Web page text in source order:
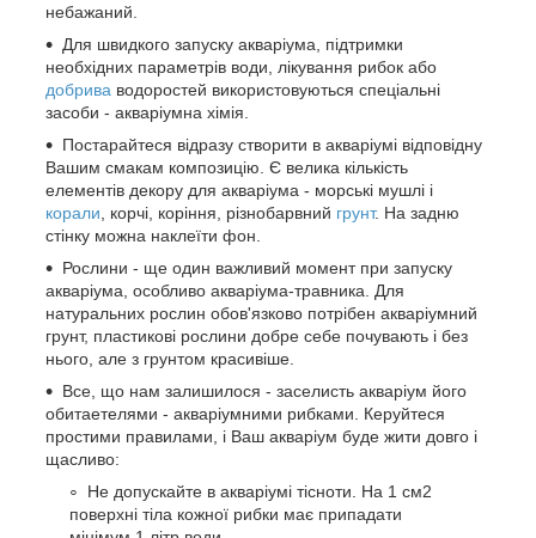
небажаний.
Для швидкого запуску акваріума, підтримки
необхідних параметрів води, лікування рибок або
добрива водоростей використовуються спеціальні
засоби - акваріумна хімія.
Постарайтеся відразу створити в акваріумі відповідну
Вашим смакам композицію. Є велика кількість
елементів декору для акваріума - морські мушлі і
корали , корчі, коріння, різнобарвний грунт. На задню
стінку можна наклеїти фон.
Рослини - ще один важливий момент при запуску
акваріума, особливо акваріума-травника. Для
натуральних рослин обов'язково потрібен акваріумний
грунт, пластикові рослини добре себе почувають і без
нього, але з грунтом красивіше.
Все, що нам залишилося - заселисть акваріум його
обитаетелями - акваріумними рибками. Керуйтеся
простими правилами, і Ваш акваріум буде жити довго і
щасливо:
Не допускайте в акваріумі тісноти. На 1 см2
поверхні тіла кожної рибки має припадати